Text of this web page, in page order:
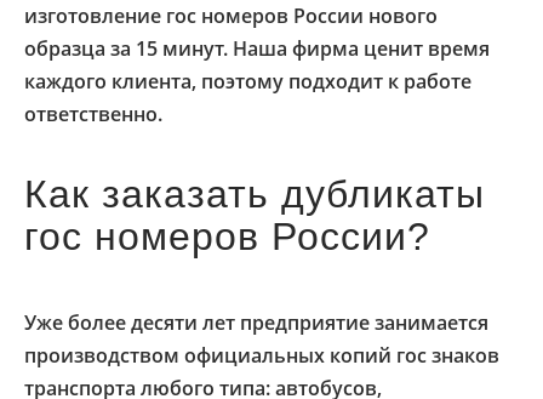
изготовление гос номеров России нового
образца за 15 минут. Наша фирма ценит время
каждого клиента, поэтому подходит к работе
ответственно.
Как заказать дубликаты
гос номеров России?
Уже более десяти лет предприятие занимается
производством официальных копий гос знаков
транспорта любого типа: автобусов,